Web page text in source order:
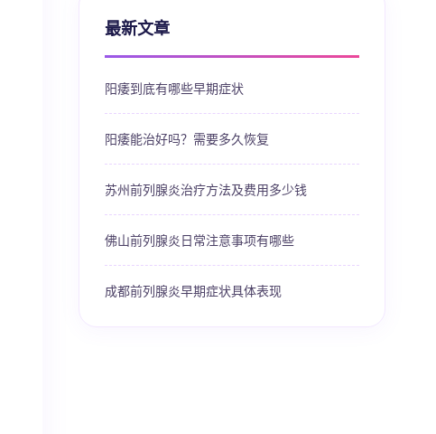
最新文章
阳痿到底有哪些早期症状
阳痿能治好吗？需要多久恢复
苏州前列腺炎治疗方法及费用多少钱
佛山前列腺炎日常注意事项有哪些
成都前列腺炎早期症状具体表现